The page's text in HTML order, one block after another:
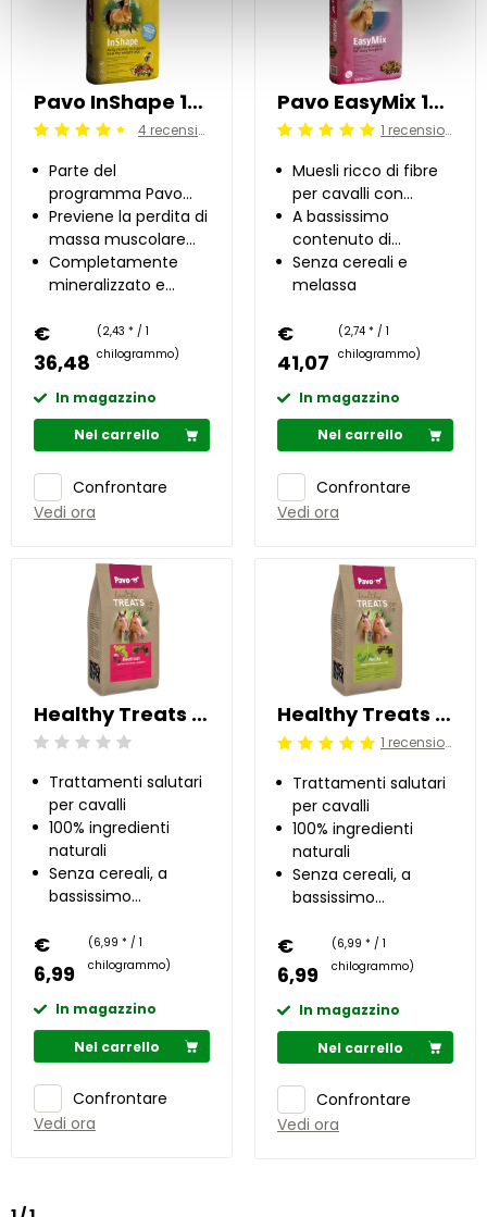
Pavo InShape 15 kg
Beoordeling: 4.5/5 4 recensioni
Parte del
programma Pavo
InShape
Previene la perdita di
massa muscolare
durante il
dimagrimento
Completamente
mineralizzato e
€
36,48
(2,43 * / 1
chilogrammo)
In magazzino
Nel carrello
Confrontare
Vedi ora
Pavo EasyMix 15 kg
Beoordeling: 5/5 1 recensioni
Muesli ricco di fibre
per cavalli con
alimentazione
leggera
A bassissimo
contenuto di
zuccheri e amidi
Senza cereali e
melassa
€
41,07
(2,74 * / 1
chilogrammo)
In magazzino
Nel carrello
Confrontare
Vedi ora
Healthy Treats - Barbabietola 1 kg
Beoordeling: 0/5
Trattamenti salutari
per cavalli
100% ingredienti
naturali
Senza cereali, a
bassissimo
zucchero
€
6,99
(6,99 * / 1
chilogrammo)
In magazzino
Nel carrello
Confrontare
Vedi ora
Healthy Treats - Ortica 1 kg
Beoordeling: 5/5 1 recensioni
Trattamenti salutari
per cavalli
100% ingredienti
naturali
Senza cereali, a
bassissimo
zucchero
€
6,99
(6,99 * / 1
chilogrammo)
In magazzino
Nel carrello
Confrontare
Vedi ora